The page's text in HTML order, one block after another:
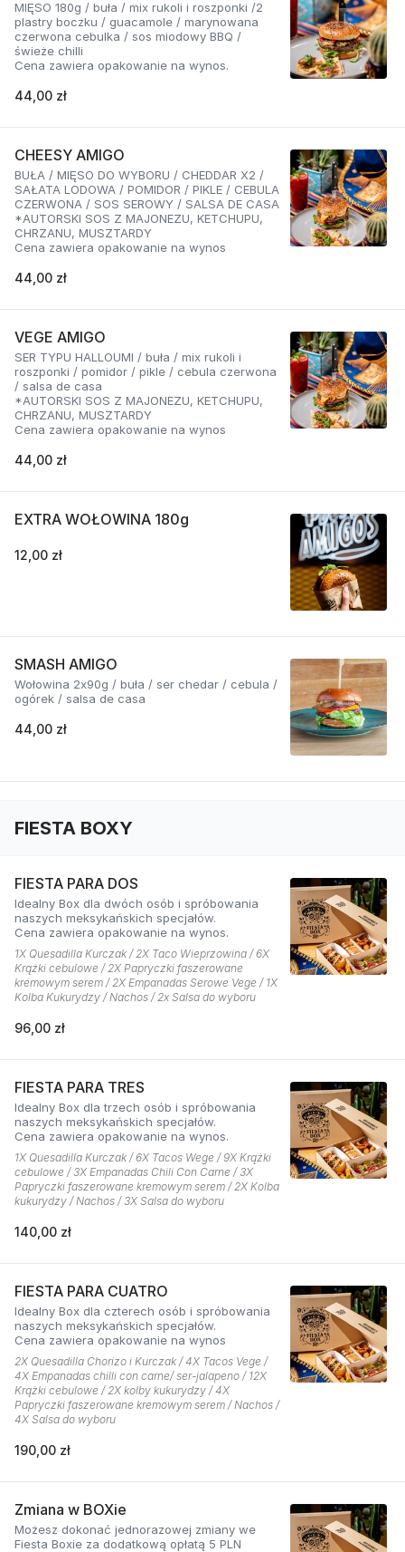
MIĘSO 180g / buła / mix rukoli i roszponki /2
plastry boczku / guacamole / marynowana
czerwona cebulka / sos miodowy BBQ /
świeże chilli
Cena zawiera opakowanie na wynos.
44,00 zł
CHEESY AMIGO
BUŁA / MIĘSO DO WYBORU / CHEDDAR X2 /
SAŁATA LODOWA / POMIDOR / PIKLE / CEBULA
CZERWONA / SOS SEROWY / SALSA DE CASA
*AUTORSKI SOS Z MAJONEZU, KETCHUPU,
CHRZANU, MUSZTARDY
Cena zawiera opakowanie na wynos
44,00 zł
VEGE AMIGO
SER TYPU HALLOUMI / buła / mix rukoli i
roszponki / pomidor / pikle / cebula czerwona
/ salsa de casa
*AUTORSKI SOS Z MAJONEZU, KETCHUPU,
CHRZANU, MUSZTARDY
Cena zawiera opakowanie na wynos
44,00 zł
EXTRA WOŁOWINA 180g
12,00 zł
SMASH AMIGO
Wołowina 2x90g / buła / ser chedar / cebula /
ogórek / salsa de casa
44,00 zł
FIESTA BOXY
FIESTA PARA DOS
Idealny Box dla dwóch osób i spróbowania
naszych meksykańskich specjałów.
Cena zawiera opakowanie na wynos.
1X Quesadilla Kurczak / 2X Taco Wieprzowina / 6X
Krążki cebulowe / 2X Papryczki faszerowane
kremowym serem / 2X Empanadas Serowe Vege / 1X
Kolba Kukurydzy / Nachos / 2x Salsa do wyboru
96,00 zł
FIESTA PARA TRES
Idealny Box dla trzech osób i spróbowania
naszych meksykańskich specjałów.
Cena zawiera opakowanie na wynos.
1X Quesadilla Kurczak / 6X Tacos Wege / 9X Krążki
cebulowe / 3X Empanadas Chili Con Carne / 3X
Papryczki faszerowane kremowym serem / 2X Kolba
kukurydzy / Nachos / 3X Salsa do wyboru
140,00 zł
FIESTA PARA CUATRO
Idealny Box dla czterech osób i spróbowania
naszych meksykańskich specjałów.
Cena zawiera opakowanie na wynos
2X Quesadilla Chorizo i Kurczak / 4X Tacos Vege /
4X Empanadas chilli con carne/ ser-jalapeno / 12X
Krążki cebulowe / 2X kolby kukurydzy / 4X
Papryczki faszerowane kremowym serem / Nachos /
4X Salsa do wyboru
190,00 zł
Zmiana w BOXie
Możesz dokonać jednorazowej zmiany we
Fiesta Boxie za dodatkową opłatą 5 PLN